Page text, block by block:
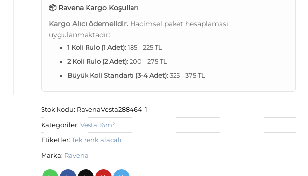
📦 Ravena Kargo Koşulları
Kargo Alıcı ödemelidir. Hacimsel paket hesaplaması
uygulanmaktadır:
1 Koli Rulo (1 Adet):185 - 225 TL
2 Koli Rulo (2 Adet):200 - 275 TL
Büyük Koli Standartı (3-4 Adet):325 - 375 TL
Stok kodu: RavenaVesta288464-1
Kategoriler: Vesta 16m²
Etiketler: Tek renk alacalı
Marka: Ravena